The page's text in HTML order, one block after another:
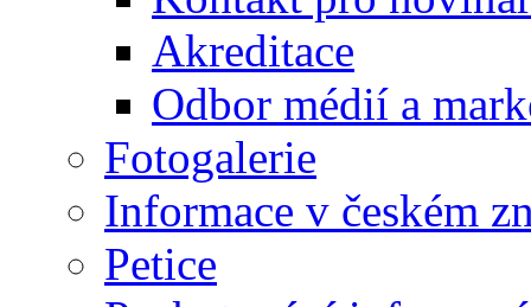
Akreditace
Odbor médií a
Fotogalerie
Informace v českém
Petice